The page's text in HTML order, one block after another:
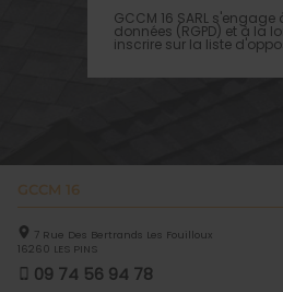
GCCM 16 SARL
données (RGPD) et à la
inscrire sur la liste
GCCM 16
7 Rue Des Bertrands Les Fouilloux
16260 LES PINS
09 74 56 94 78